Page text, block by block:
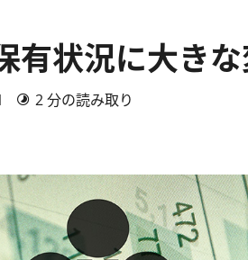
有状況に大き
2 分の読み取り